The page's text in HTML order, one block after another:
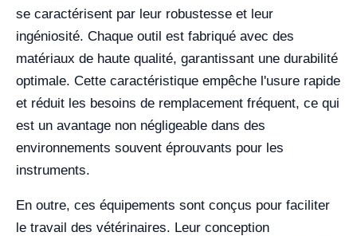
se caractérisent par leur robustesse et leur
ingéniosité. Chaque outil est fabriqué avec des
matériaux de haute qualité, garantissant une durabilité
optimale. Cette caractéristique empêche l'usure rapide
et réduit les besoins de remplacement fréquent, ce qui
est un avantage non négligeable dans des
environnements souvent éprouvants pour les
instruments.
En outre, ces équipements sont conçus pour faciliter
le travail des vétérinaires. Leur conception